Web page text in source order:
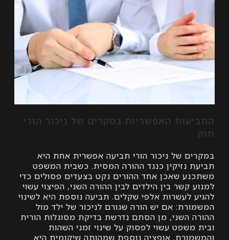
האפשריות במקרים של ניכור הורי
של ניכור הורי תביעה אפשרית אחת היא
נזיקין כנגד ההורה המסית. כשבית המשפט
שאכן אחד ההורים נקט בצעדים פסולים כדי
קשר בין הילדים לבין ההורה השני, הפיצוי עשוי
לעשרות אלפי שקלים. תביעה נוספת היא לשינוי
אם יש הורה שגורם לניכור של ילד מול
השני, מן הסתם נדרשת בדיקת מסוגלות הורית
עשוי לפסוק על שינוי זמני השהות
אופציה נוספת שמהותה שיקומית היא